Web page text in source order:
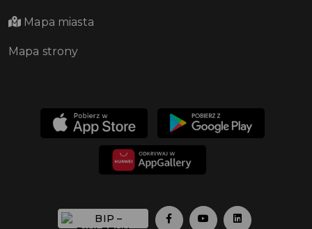
Mapa miasta
Mapa strony